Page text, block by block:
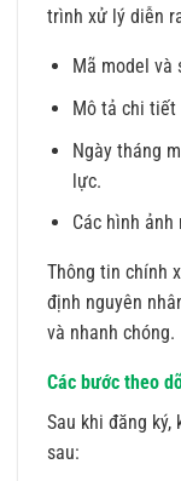
trình xử lý diễn
Mã model và
Mô tả chi tiết
Ngày tháng
lực.
Các hình
Thông tin chính
định nguyên
và nhanh chóng.
Các bước theo
Sau khi đăng
sau: